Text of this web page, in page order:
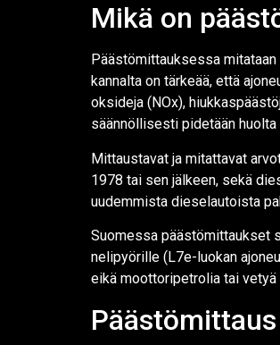
Mikä on
Päästömittauksessa
kannalta on tärkeää, että
oksideja (NOx),
säännöllisesti pidetään
Mittaustavat ja mitattavat
1978 tai sen jälkeen, sekä
uudemmista dieselautoista
Suomessa päästömittaukset
nelipyörille (L7e-luokan
eikä moottoripetrolia tai